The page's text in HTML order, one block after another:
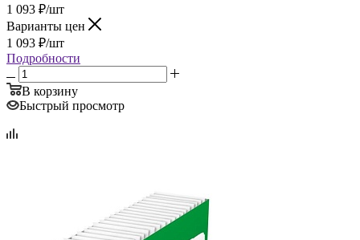
1 093 ₽/шт
Варианты цен
1 093 ₽/шт
Подробности
В корзину
Быстрый просмотр